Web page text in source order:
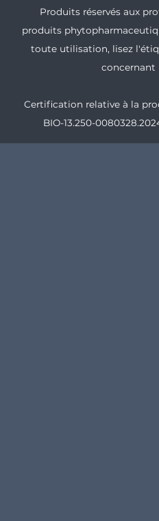
Produits réservés aux
produits
toute utilisation, lisez
concernant
Certification relative à la
BIO-13.250-